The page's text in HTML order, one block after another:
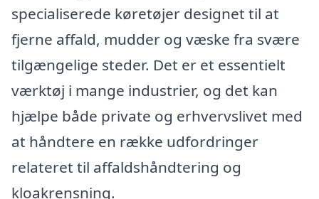
specialiserede køretøjer designet til at
fjerne affald, mudder og væske fra svære
tilgængelige steder. Det er et essentielt
værktøj i mange industrier, og det kan
hjælpe både private og erhvervslivet med
at håndtere en række udfordringer
relateret til affaldshåndtering og
kloakrensning.